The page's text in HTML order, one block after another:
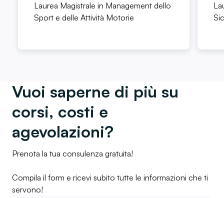
Laurea Magistrale in Management dello
Sport e delle Attività Motorie
Vuoi saperne di più su
corsi, costi e
agevolazioni?
Prenota la tua consulenza gratuita!
Compila il form e ricevi subito tutte le informazioni che ti
servono!